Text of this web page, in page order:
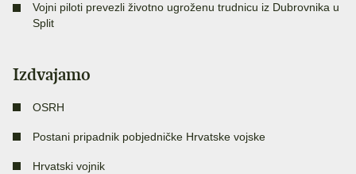
Vojni piloti prevezli životno ugroženu trudnicu iz Dubrovnika u
Split
Izdvajamo
OSRH
Postani pripadnik pobjedničke Hrvatske vojske
Hrvatski vojnik